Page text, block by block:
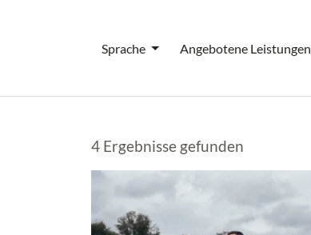
Sprache Angebotene Leistungen
4 Ergebnisse gefunden